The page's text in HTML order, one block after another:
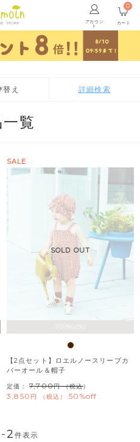
STORE アカウン
ト カート
0
替え
順
安い順
詳細検索
覧
70/80/90
SOLD OUT
SALE
【2点セット】ロエルノースリーブカ
バーオール＆帽子
定価： 7,700 （税込）
3,850 税込 50%off
-2 件表示